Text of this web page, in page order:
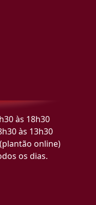
às 18h30
às 13h30
online)
os dias.